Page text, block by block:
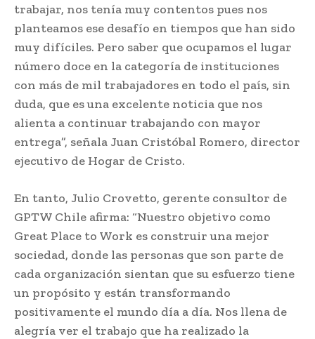
trabajar, nos tenía muy contentos pues nos
planteamos ese desafío en tiempos que han sido
muy difíciles. Pero saber que ocupamos el lugar
número doce en la categoría de instituciones
con más de mil trabajadores en todo el país, sin
duda, que es una excelente noticia que nos
alienta a continuar trabajando con mayor
entrega”, señala Juan Cristóbal Romero, director
ejecutivo de Hogar de Cristo.
En tanto, Julio Crovetto, gerente consultor de
GPTW Chile afirma: “Nuestro objetivo como
Great Place to Work es construir una mejor
sociedad, donde las personas que son parte de
cada organización sientan que su esfuerzo tiene
un propósito y están transformando
positivamente el mundo día a día. Nos llena de
alegría ver el trabajo que ha realizado la